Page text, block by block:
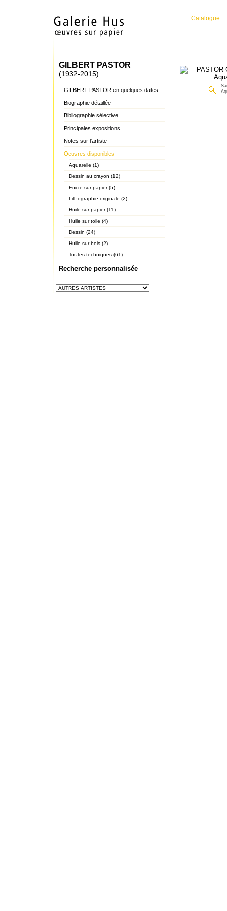
Catalogue
GILBERT PASTOR
(1932-2015)
GILBERT PASTOR en quelques dates
Biographie détaillée
Bibliographie sélective
Principales expositions
Notes sur l'artiste
Oeuvres disponibles
Aquarelle (1)
Dessin au crayon (12)
Encre sur papier (5)
Lithographie originale (2)
Huile sur papier (11)
Huile sur toile (4)
Dessin (24)
Huile sur bois (2)
Toutes techniques (61)
Recherche personnalisée